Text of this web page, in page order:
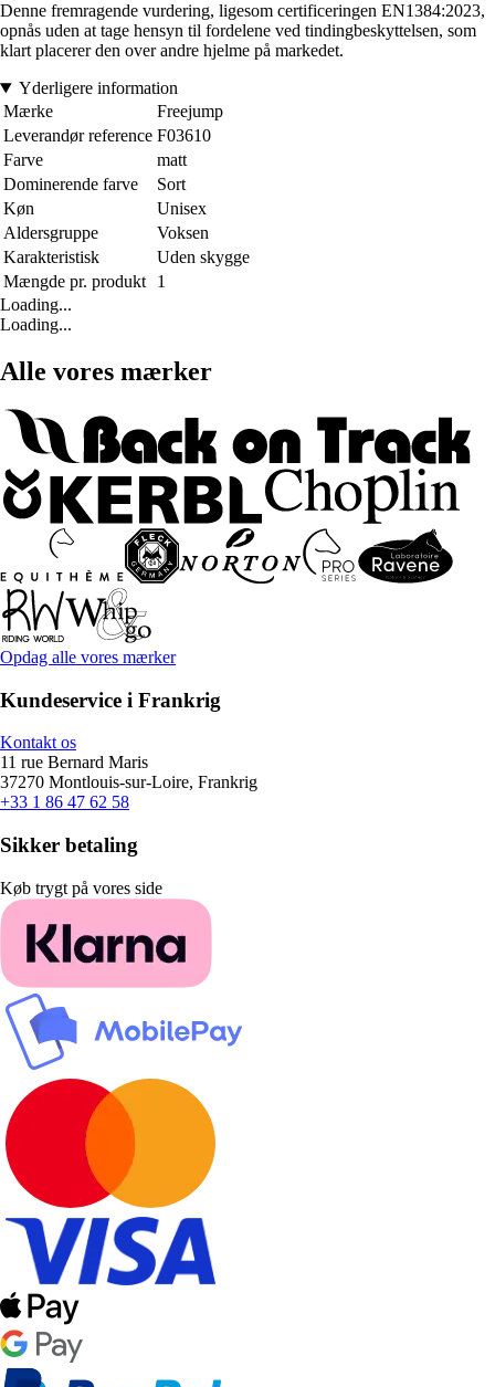
Denne fremragende vurdering, ligesom certificeringen EN1384:2023,
opnås uden at tage hensyn til fordelene ved tindingbeskyttelsen, som
klart placerer den over andre hjelme på markedet.
Yderligere information
Mærke
Freejump
Leverandør reference F03610
Farve
matt
Dominerende farve
Sort
Køn
Unisex
Aldersgruppe
Voksen
Karakteristisk
Uden skygge
Mængde pr. produkt
1
Loading...
Loading...
Alle vores mærker
Opdag alle vores mærker
Kundeservice i Frankrig
Kontakt os
11 rue Bernard Maris
37270 Montlouis-sur-Loire, Frankrig
+33 1 86 47 62 58
Sikker betaling
Køb trygt på vores side